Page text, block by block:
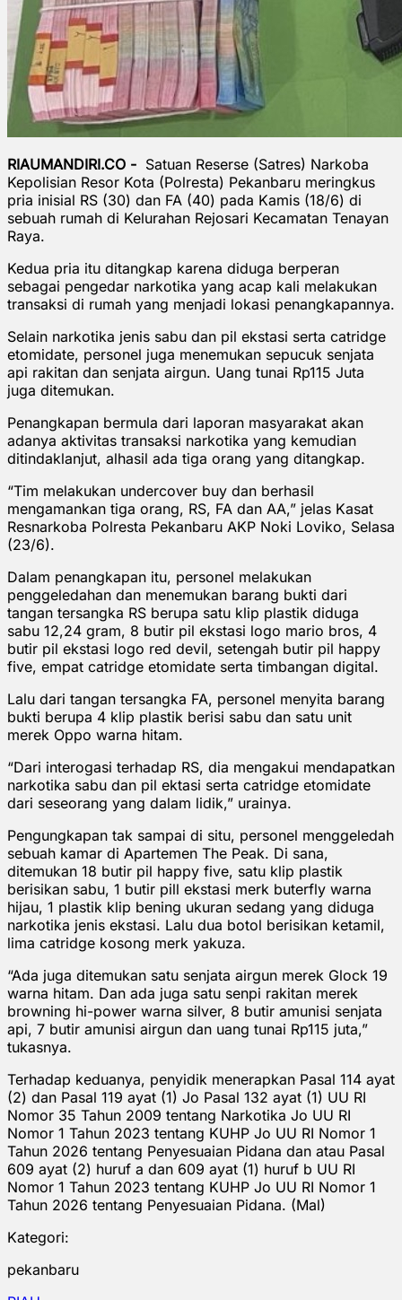
RIAUMANDIRI.CO - Satuan Reserse (Satres) Narkoba
Kepolisian Resor Kota (Polresta) Pekanbaru meringkus
pria inisial RS (30) dan FA (40) pada Kamis (18/6) di
sebuah rumah di Kelurahan Rejosari Kecamatan Tenayan
Raya.
Kedua pria itu ditangkap karena diduga berperan
sebagai pengedar narkotika yang acap kali melakukan
transaksi di rumah yang menjadi lokasi penangkapannya.
Selain narkotika jenis sabu dan pil ekstasi serta catridge
etomidate, personel juga menemukan sepucuk senjata
api rakitan dan senjata airgun. Uang tunai Rp115 Juta
juga ditemukan.
Penangkapan bermula dari laporan masyarakat akan
adanya aktivitas transaksi narkotika yang kemudian
ditindaklanjut, alhasil ada tiga orang yang ditangkap.
“Tim melakukan undercover buy dan berhasil
mengamankan tiga orang, RS, FA dan AA,” jelas Kasat
Resnarkoba Polresta Pekanbaru AKP Noki Loviko, Selasa
(23/6).
Dalam penangkapan itu, personel melakukan
penggeledahan dan menemukan barang bukti dari
tangan tersangka RS berupa satu klip plastik diduga
sabu 12,24 gram, 8 butir pil ekstasi logo mario bros, 4
butir pil ekstasi logo red devil, setengah butir pil happy
five, empat catridge etomidate serta timbangan digital.
Lalu dari tangan tersangka FA, personel menyita barang
bukti berupa 4 klip plastik berisi sabu dan satu unit
merek Oppo warna hitam.
“Dari interogasi terhadap RS, dia mengakui mendapatkan
narkotika sabu dan pil ektasi serta catridge etomidate
dari seseorang yang dalam lidik,” urainya.
Pengungkapan tak sampai di situ, personel menggeledah
sebuah kamar di Apartemen The Peak. Di sana,
ditemukan 18 butir pil happy five, satu klip plastik
berisikan sabu, 1 butir pill ekstasi merk buterfly warna
hijau, 1 plastik klip bening ukuran sedang yang diduga
narkotika jenis ekstasi. Lalu dua botol berisikan ketamil,
lima catridge kosong merk yakuza.
“Ada juga ditemukan satu senjata airgun merek Glock 19
warna hitam. Dan ada juga satu senpi rakitan merek
browning hi-power warna silver, 8 butir amunisi senjata
api, 7 butir amunisi airgun dan uang tunai Rp115 juta,”
tukasnya.
Terhadap keduanya, penyidik menerapkan Pasal 114 ayat
(2) dan Pasal 119 ayat (1) Jo Pasal 132 ayat (1) UU RI
Nomor 35 Tahun 2009 tentang Narkotika Jo UU RI
Nomor 1 Tahun 2023 tentang KUHP Jo UU RI Nomor 1
Tahun 2026 tentang Penyesuaian Pidana dan atau Pasal
609 ayat (2) huruf a dan 609 ayat (1) huruf b UU RI
Nomor 1 Tahun 2023 tentang KUHP Jo UU RI Nomor 1
Tahun 2026 tentang Penyesuaian Pidan‎a. (Mal)
Kategori:
pekanbaru